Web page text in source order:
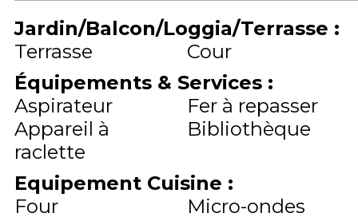
Jardin/Balcon/Loggia/Terrasse :
Terrasse
Cour
Équipements & Services :
Aspirateur
Fer à repasser
Appareil à
raclette
Bibliothèque
Equipement Cuisine :
Four
Micro-ondes